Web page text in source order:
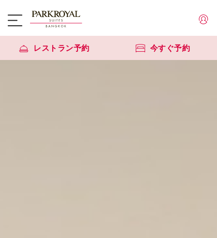
レストラン予約 今すぐ予約